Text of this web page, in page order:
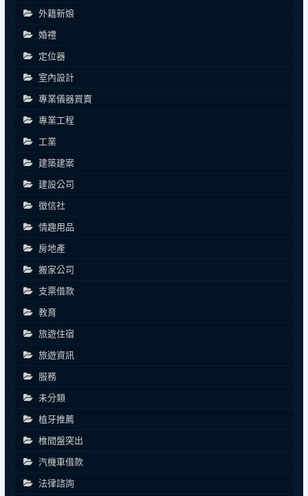
外籍新娘
婚禮
定位器
室內設計
專業儀器買賣
專業工程
工業
建築建案
建設公司
徵信社
情趣用品
房地產
搬家公司
支票借款
教育
旅遊住宿
旅遊資訊
服務
未分類
植牙推薦
椎間盤突出
汽機車借款
法律諮詢